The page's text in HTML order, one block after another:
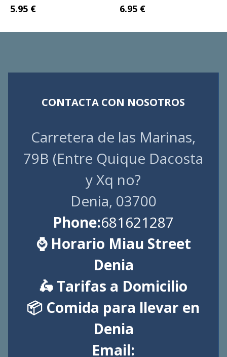
5.95 € 6.95 €
CONTACTA CON NOSOTROS
Carretera de las Marinas,
79B (Entre Quique Dacosta
y Xq no?
Denia, 03700
Phone:681621287
⌚ Horario Miau Street
Denia
🛵 Tarifas a Domicilio
📦 Comida para llevar en
Denia
Email: